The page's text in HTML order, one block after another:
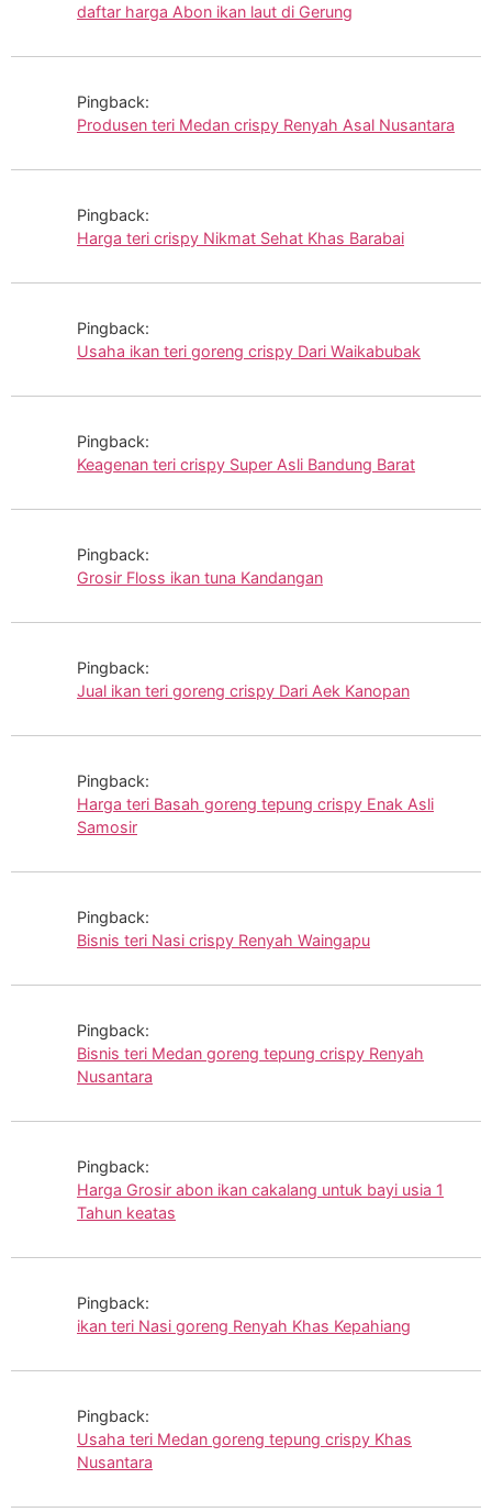
daftar harga Abon ikan laut di Gerung
Pingback:
Produsen teri Medan crispy Renyah Asal Nusantara
Pingback:
Harga teri crispy Nikmat Sehat Khas Barabai
Pingback:
Usaha ikan teri goreng crispy Dari Waikabubak
Pingback:
Keagenan teri crispy Super Asli Bandung Barat
Pingback:
Grosir Floss ikan tuna Kandangan
Pingback:
Jual ikan teri goreng crispy Dari Aek Kanopan
Pingback:
Harga teri Basah goreng tepung crispy Enak Asli
Samosir
Pingback:
Bisnis teri Nasi crispy Renyah Waingapu
Pingback:
Bisnis teri Medan goreng tepung crispy Renyah
Nusantara
Pingback:
Harga Grosir abon ikan cakalang untuk bayi usia 1
Tahun keatas
Pingback:
ikan teri Nasi goreng Renyah Khas Kepahiang
Pingback:
Usaha teri Medan goreng tepung crispy Khas
Nusantara